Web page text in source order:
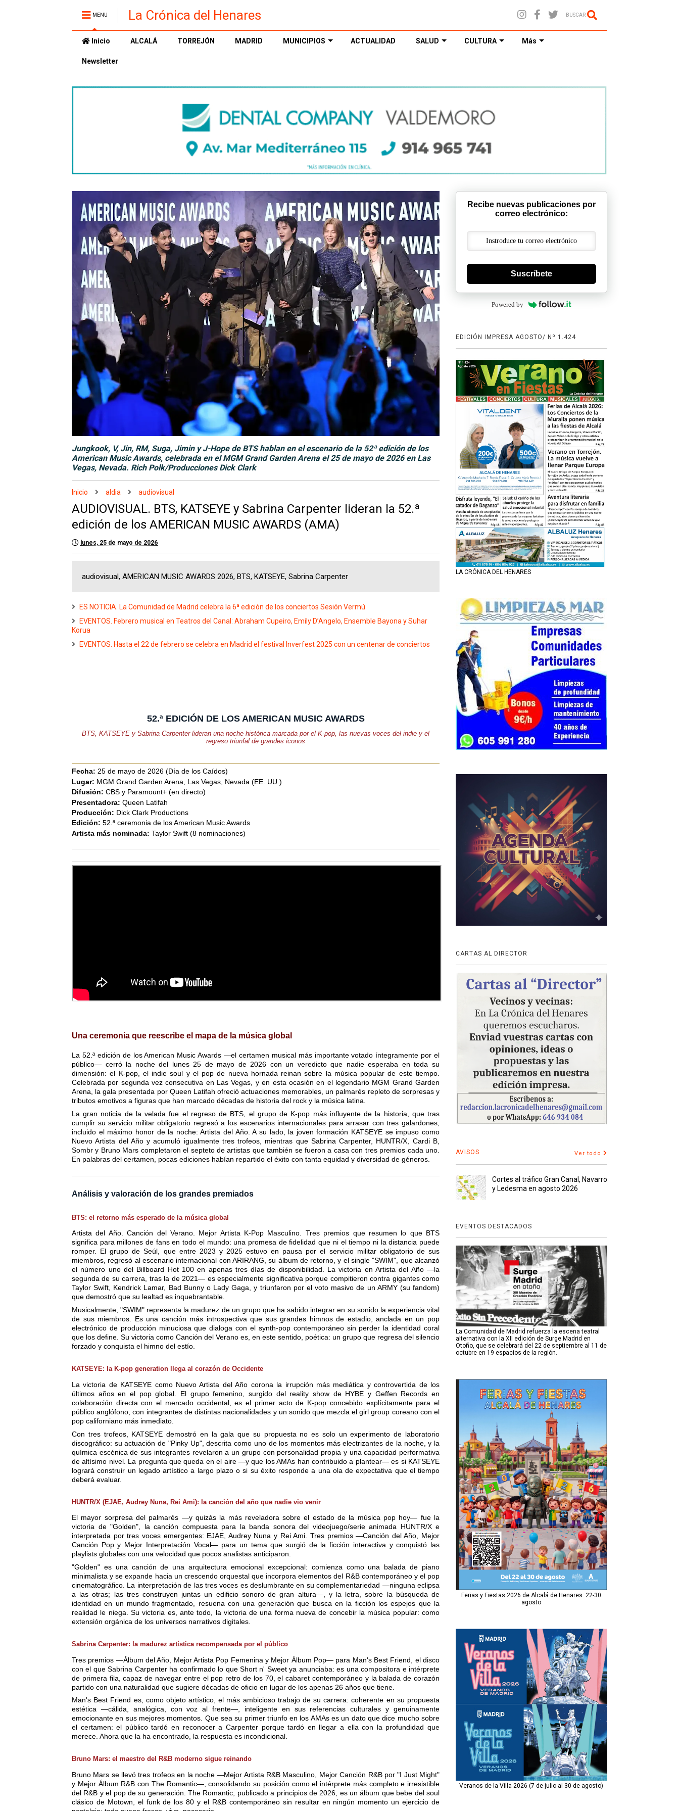
MENU La Crónica del Henares BUSCAR
Inicio ALCALÁ TORREJÓN MADRID MUNICIPIOS ACTUALIDAD SALUD CULTURA Más
Newsletter
Jungkook, V, Jin, RM, Suga, Jimin y J-Hope de BTS hablan en el escenario de la 52ª edición de los
American Music Awards, celebrada en el MGM Grand Garden Arena el 25 de mayo de 2026 en Las
Vegas, Nevada. Rich Polk/Producciones Dick Clark
Inicio aldia audiovisual
AUDIOVISUAL. BTS, KATSEYE y Sabrina Carpenter lideran la 52.ª
edición de los AMERICAN MUSIC AWARDS (AMA)
lunes, 25 de mayo de 2026
audiovisual, AMERICAN MUSIC AWARDS 2026, BTS, KATSEYE, Sabrina Carpenter
ES NOTICIA. La Comunidad de Madrid celebra la 6ª edición de los conciertos Sesión Vermú
EVENTOS. Febrero musical en Teatros del Canal: Abraham Cupeiro, Emily D’Angelo, Ensemble Bayona y Suhar
Korua
EVENTOS. Hasta el 22 de febrero se celebra en Madrid el festival Inverfest 2025 con un centenar de conciertos
52.ª EDICIÓN DE LOS AMERICAN MUSIC AWARDS
BTS, KATSEYE y Sabrina Carpenter lideran una noche histórica marcada por el K-pop, las nuevas voces del indie y el
regreso triunfal de grandes iconos
Fecha: 25 de mayo de 2026 (Día de los Caídos)
Lugar: MGM Grand Garden Arena, Las Vegas, Nevada (EE. UU.)
Difusión: CBS y Paramount+ (en directo)
Presentadora: Queen Latifah
Producción: Dick Clark Productions
Edición: 52.ª ceremonia de los American Music Awards
Artista más nominada: Taylor Swift (8 nominaciones)
Una ceremonia que reescribe el mapa de la música global
La 52.ª edición de los American Music Awards —el certamen musical más importante votado íntegramente por el
público— cerró la noche del lunes 25 de mayo de 2026 con un veredicto que nadie esperaba en toda su
dimensión: el K-pop, el indie soul y el pop de nueva hornada reinan sobre la música popular de este tiempo.
Celebrada por segunda vez consecutiva en Las Vegas, y en esta ocasión en el legendario MGM Grand Garden
Arena, la gala presentada por Queen Latifah ofreció actuaciones memorables, un palmarés repleto de sorpresas y
tributos emotivos a figuras que han marcado décadas de historia del rock y la música latina.
La gran noticia de la velada fue el regreso de BTS, el grupo de K-pop más influyente de la historia, que tras
cumplir su servicio militar obligatorio regresó a los escenarios internacionales para arrasar con tres galardones,
incluido el máximo honor de la noche: Artista del Año. A su lado, la joven formación KATSEYE se impuso como
Nuevo Artista del Año y acumuló igualmente tres trofeos, mientras que Sabrina Carpenter, HUNTR/X, Cardi B,
Sombr y Bruno Mars completaron el septeto de artistas que también se fueron a casa con tres premios cada uno.
En palabras del certamen, pocas ediciones habían repartido el éxito con tanta equidad y diversidad de géneros.
Análisis y valoración de los grandes premiados
BTS: el retorno más esperado de la música global
Artista del Año. Canción del Verano. Mejor Artista K-Pop Masculino. Tres premios que resumen lo que BTS
significa para millones de fans en todo el mundo: una promesa de fidelidad que ni el tiempo ni la distancia puede
romper. El grupo de Seúl, que entre 2023 y 2025 estuvo en pausa por el servicio militar obligatorio de sus
miembros, regresó al escenario internacional con ARIRANG, su álbum de retorno, y el single "SWIM", que alcanzó
el número uno del Billboard Hot 100 en apenas tres días de disponibilidad. La victoria en Artista del Año —la
segunda de su carrera, tras la de 2021— es especialmente significativa porque compitieron contra gigantes como
Taylor Swift, Kendrick Lamar, Bad Bunny o Lady Gaga, y triunfaron por el voto masivo de un ARMY (su fandom)
que demostró que su lealtad es inquebrantable.
Musicalmente, "SWIM" representa la madurez de un grupo que ha sabido integrar en su sonido la experiencia vital
de sus miembros. Es una canción más introspectiva que sus grandes himnos de estadio, anclada en un pop
electrónico de producción minuciosa que dialoga con el synth-pop contemporáneo sin perder la identidad coral
que los define. Su victoria como Canción del Verano es, en este sentido, poética: un grupo que regresa del silencio
forzado y conquista el himno del estío.
KATSEYE: la K-pop generation llega al corazón de Occidente
La victoria de KATSEYE como Nuevo Artista del Año corona la irrupción más mediática y controvertida de los
últimos años en el pop global. El grupo femenino, surgido del reality show de HYBE y Geffen Records en
colaboración directa con el mercado occidental, es el primer acto de K-pop concebido explícitamente para el
público anglófono, con integrantes de distintas nacionalidades y un sonido que mezcla el girl group coreano con el
pop californiano más inmediato.
Con tres trofeos, KATSEYE demostró en la gala que su propuesta no es solo un experimento de laboratorio
discográfico: su actuación de "Pinky Up", descrita como uno de los momentos más electrizantes de la noche, y la
química escénica de sus integrantes revelaron a un grupo con personalidad propia y una capacidad performativa
de altísimo nivel. La pregunta que queda en el aire —y que los AMAs han contribuido a plantear— es si KATSEYE
logrará construir un legado artístico a largo plazo o si su éxito responde a una ola de expectativa que el tiempo
deberá evaluar.
HUNTR/X (EJAE, Audrey Nuna, Rei Ami): la canción del año que nadie vio venir
El mayor sorpresa del palmarés —y quizás la más reveladora sobre el estado de la música pop hoy— fue la
victoria de "Golden", la canción compuesta para la banda sonora del videojuego/serie animada HUNTR/X e
interpretada por tres voces emergentes: EJAE, Audrey Nuna y Rei Ami. Tres premios —Canción del Año, Mejor
Canción Pop y Mejor Interpretación Vocal— para un tema que surgió de la ficción interactiva y conquistó las
playlists globales con una velocidad que pocos analistas anticiparon.
"Golden" es una canción de una arquitectura emocional excepcional: comienza como una balada de piano
minimalista y se expande hacia un crescendo orquestal que incorpora elementos del R&B contemporáneo y el pop
cinematográfico. La interpretación de las tres voces es deslumbrante en su complementariedad —ninguna eclipsa
a las otras; las tres construyen juntas un edificio sonoro de gran altura—, y la letra, sobre la búsqueda de
identidad en un mundo fragmentado, resuena con una generación que busca en la ficción los espejos que la
realidad le niega. Su victoria es, ante todo, la victoria de una forma nueva de concebir la música popular: como
extensión orgánica de los universos narrativos digitales.
Sabrina Carpenter: la madurez artística recompensada por el público
Tres premios —Álbum del Año, Mejor Artista Pop Femenina y Mejor Álbum Pop— para Man's Best Friend, el disco
con el que Sabrina Carpenter ha confirmado lo que Short n' Sweet ya anunciaba: es una compositora e intérprete
de primera fila, capaz de navegar entre el pop retro de los 70, el cabaret contemporáneo y la balada de corazón
partido con una naturalidad que sugiere décadas de oficio en lugar de los apenas 26 años que tiene.
Man's Best Friend es, como objeto artístico, el más ambicioso trabajo de su carrera: coherente en su propuesta
estética —cálida, analógica, con voz al frente—, inteligente en sus referencias culturales y genuinamente
emocionante en sus mejores momentos. Que sea su primer triunfo en los AMAs es un dato que dice mucho sobre
el certamen: el público tardó en reconocer a Carpenter porque tardó en llegar a ella con la profundidad que
merece. Ahora que la ha encontrado, la respuesta es incondicional.
Bruno Mars: el maestro del R&B moderno sigue reinando
Bruno Mars se llevó tres trofeos en la noche —Mejor Artista R&B Masculino, Mejor Canción R&B por "I Just Might"
y Mejor Álbum R&B con The Romantic—, consolidando su posición como el intérprete más completo e irresistible
del R&B y el pop de su generación. The Romantic, publicado a principios de 2026, es un álbum que bebe del soul
clásico de Motown, el funk de los 80 y el R&B contemporáneo sin resultar en ningún momento un ejercicio de
Recibe nuevas publicaciones por
correo electrónico:
Suscríbete
Powered by
EDICIÓN IMPRESA AGOSTO/ Nº 1.424
LA CRÓNICA DEL HENARES
CARTAS AL DIRECTOR
AVISOS Ver todo
Cortes al tráfico Gran Canal, Navarro
y Ledesma en agosto 2026
EVENTOS DESTACADOS
La Comunidad de Madrid refuerza la escena teatral
alternativa con la XII edición de Surge Madrid en
Otoño, que se celebrará del 22 de septiembre al 11 de
octubre en 19 espacios de la región.
Ferias y Fiestas 2026 de Alcalá de Henares: 22-30
agosto
Veranos de la Villa 2026 (7 de julio al 30 de agosto)